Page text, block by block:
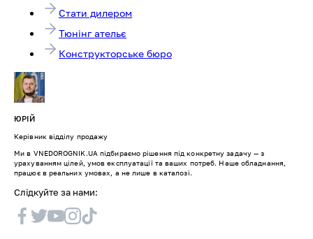
Стати дилером
Тюнінг ательє
Конструкторське бюро
ЮРІЙ
Керівник відділу продажу
Ми в VNEDOROGNIK.UA підбираємо рішення під конкретну задачу — з
урахуванням цілей, умов експлуатації та ваших потреб. Наше обладнання,
працює в реальних умовах, а не лише в каталозі.
Слідкуйте за нами: